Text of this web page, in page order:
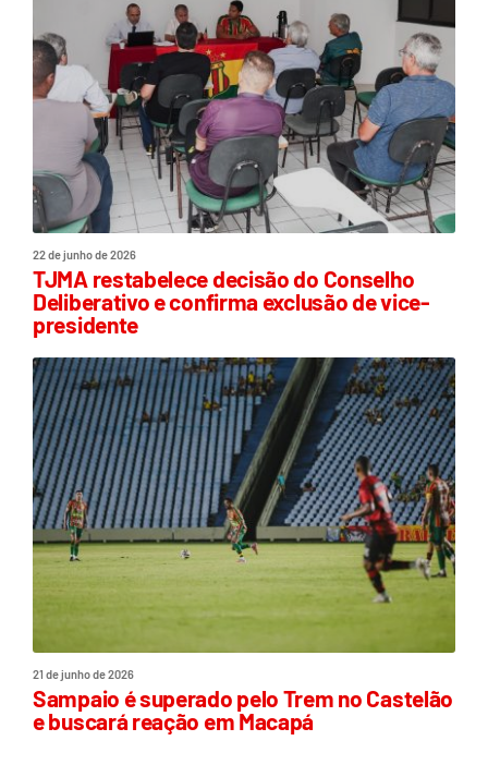
22 de junho de 2026
TJMA restabelece decisão do Conselho
Deliberativo e confirma exclusão de vice-
presidente
21 de junho de 2026
Sampaio é superado pelo Trem no Castelão
e buscará reação em Macapá